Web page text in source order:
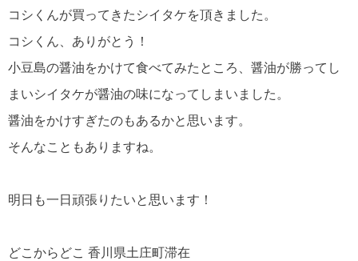
コシくんが買ってきたシイタケを頂きました。
コシくん、ありがとう！
小豆島の醤油をかけて食べてみたところ、醤油が勝ってし
まいシイタケが醤油の味になってしまいました。
醤油をかけすぎたのもあるかと思います。
そんなこともありますね。
明日も一日頑張りたいと思います！
どこからどこ 香川県土庄町滞在